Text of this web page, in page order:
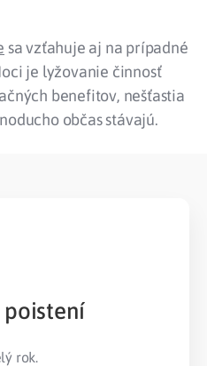
sa vzťahuje aj na prípadné
je lyžovanie činnosť
benefitov, nešťastia
občas stávajú.
rok.